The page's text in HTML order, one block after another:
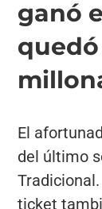
ganó
El
del último
ticket